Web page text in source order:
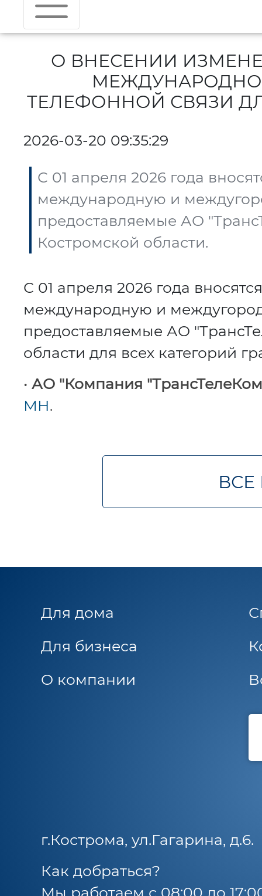
О ВНЕСЕНИИ
ТЕЛЕФОННОЙ СВЯЗИ
2026-03-20 09:35:29
С 01 апреля 2026 года
международную и
предоставляемые АО
Костромской области.
С 01 апреля 2026 года
международную и
предоставляемые АО
области для всех категорий
• АО "Компания
МН.
Для дома
Для бизнеса
О компании
г.Кострома, ул.Гагарина, д.6.
Как добраться?
Мы работаем с 08:00 до